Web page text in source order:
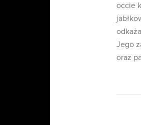
occie
Jego
oraz